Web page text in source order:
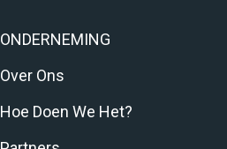
ONDERNEMING
Over Ons
Hoe Doen We Het?